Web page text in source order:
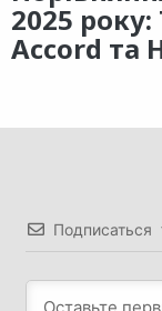
2025
Accord та
Подписаться